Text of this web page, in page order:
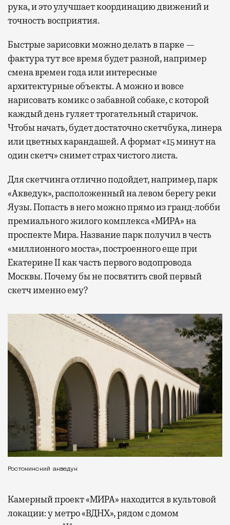
рука, и это улучшает координацию движений и
точность восприятия.
Быстрые зарисовки можно делать в парке —
фактура тут все время будет разной, например
смена времен года или интересные
архитектурные объекты. А можно и вовсе
нарисовать комикс о забавной собаке, с которой
каждый день гуляет трогательный старичок.
Чтобы начать, будет достаточно скетчбука, линера
или цветных карандашей. А формат «15 минут на
один скетч» снимет страх чистого листа.
Для скетчинга отлично подойдет, например, парк
«Акведук», расположенный на левом берегу реки
Яузы. Попасть в него можно прямо из гранд-лобби
премиального жилого комплекса «МИРА» на
проспекте Мира. Название парк получил в честь
«миллионного моста», построенного еще при
Екатерине II как часть первого водопровода
Москвы. Почему бы не посвятить свой первый
скетч именно ему?
Ростокинский акведук
Камерный проект «МИРА» находится в культовой
локации: у метро «ВДНХ», рядом с домом